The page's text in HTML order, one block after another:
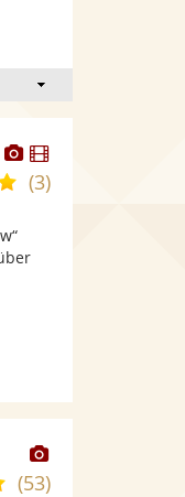
Dieser
Künstler
stellt
Dieser
Künstler
5,0
5
Sternen
(3)
Dieser
Künstler
5,0(53)